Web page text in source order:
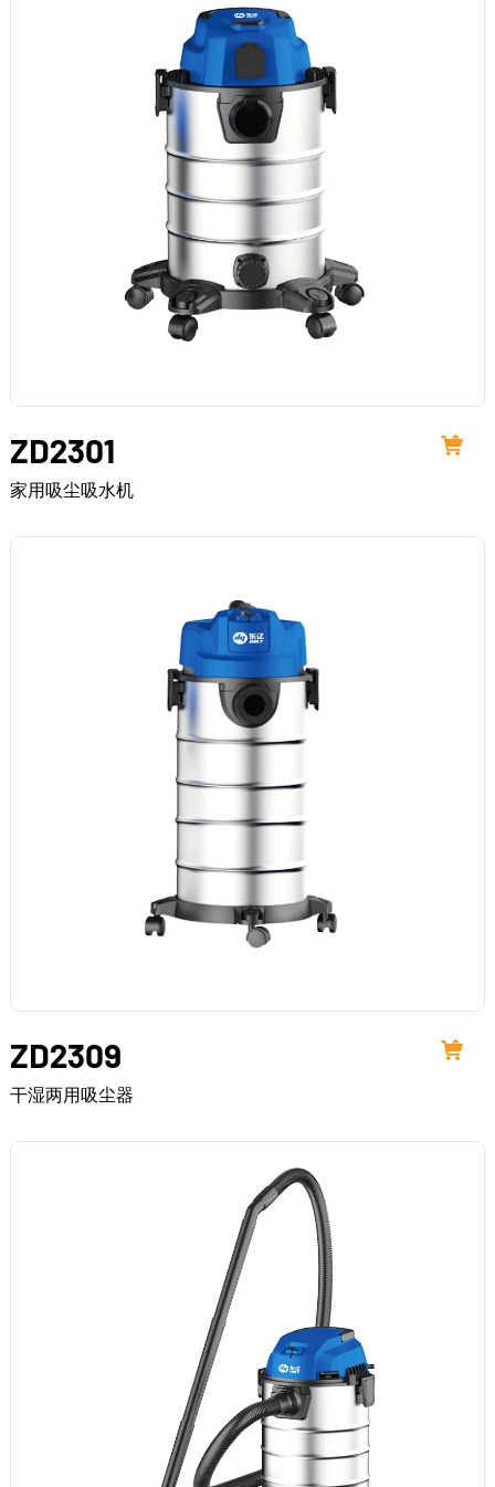
ZD2301
家用吸尘吸水机
ZD2309
干湿两用吸尘器